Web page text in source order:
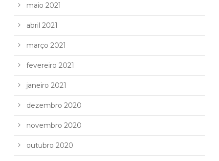
maio 2021
abril 2021
março 2021
fevereiro 2021
janeiro 2021
dezembro 2020
novembro 2020
outubro 2020